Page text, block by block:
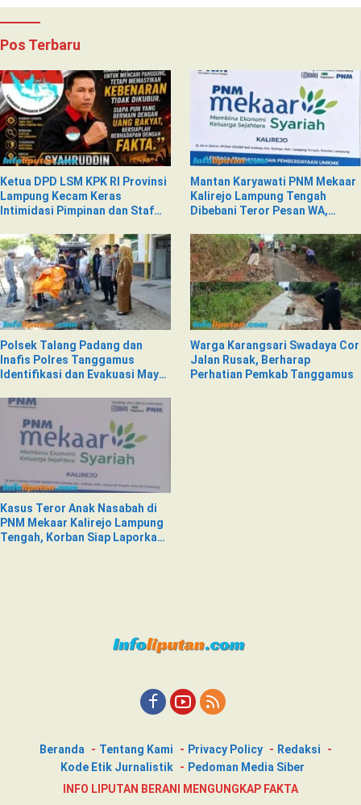
Pos Terbaru
Ketua DPD LSM KPK RI Provinsi
Lampung Kecam Keras
Intimidasi Pimpinan dan Staf
Nad
Mantan Karyawati PNM Mekaar
Kalirejo Lampung Tengah
Dibebani Teror Pesan WA,
Polsek Talang Padang dan
Inafis Polres Tanggamus
Identifikasi dan Evakuasi Mayat
Warga Karangsari Swadaya Cor
Jalan Rusak, Berharap
Perhatian Pemkab Tanggamus
Kasus Teror Anak Nasabah di
PNM Mekaar Kalirejo Lampung
Tengah, Korban Siap Laporkan
Beranda Tentang Kami Privacy Policy
Redaksi
Kode Etik Jurnalistik
Pedoman Media Siber
INFO LIPUTAN BERANI MENGUNGKAP FAKTA